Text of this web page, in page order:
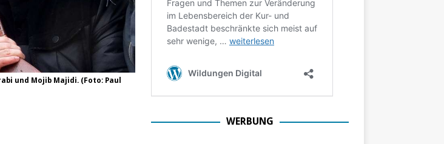
und Mojib Majidi. (Foto: Paul
WERBUNG